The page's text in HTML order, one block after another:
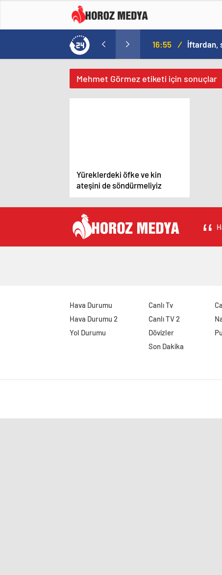
16:55 / İftardan,
Mehmet Görmez etiketi için sonuçlar
Yüreklerdeki öfke ve kin
ateşini de söndürmeliyiz
Hava Durumu
Hava Durumu 2
Yol Durumu
Canlı Tv
Canlı TV 2
Dövizler
Son Dakika